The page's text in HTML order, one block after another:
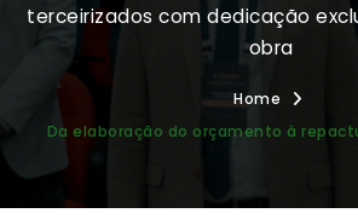
terceirizados com dedicação
obra
Home
Da elaboração do orçamento à